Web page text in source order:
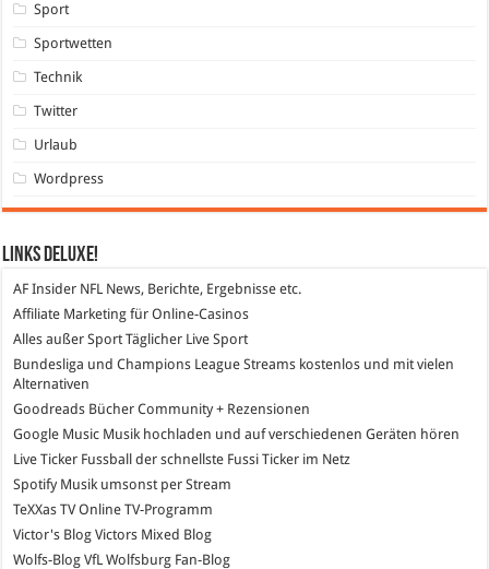
Sport
Sportwetten
Technik
Twitter
Urlaub
Wordpress
Links DeLuXe!
AF Insider NFL News, Berichte, Ergebnisse etc.
Affiliate Marketing für Online-Casinos
Alles außer SportTäglicher Live Sport
Bundesliga und Champions League Streams kostenlos und mit vielen
Alternativen
Goodreads Bücher Community + Rezensionen
Google Music Musik hochladen und auf verschiedenen Geräten hören
Live Ticker Fussball
der schnellste Fussi Ticker im Netz
SpotifyMusik umsonst per Stream
TeXXas TVOnline TV-Programm
Victor's Blog Victors Mixed Blog
Wolfs-Blog VfL Wolfsburg Fan-Blog